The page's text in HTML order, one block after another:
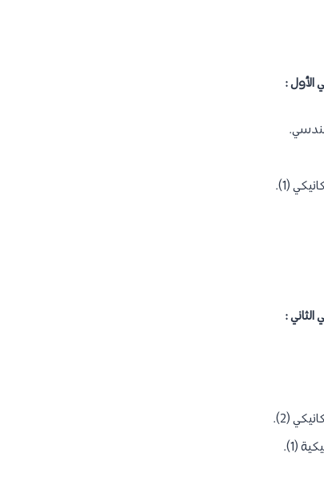
الأول :
(1).
:
(2).
(1).